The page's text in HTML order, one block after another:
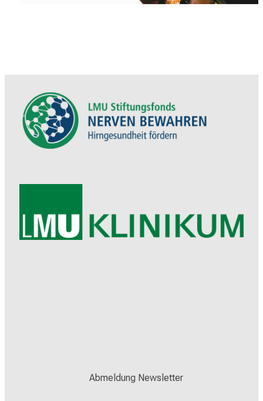
Abmeldung Newsletter